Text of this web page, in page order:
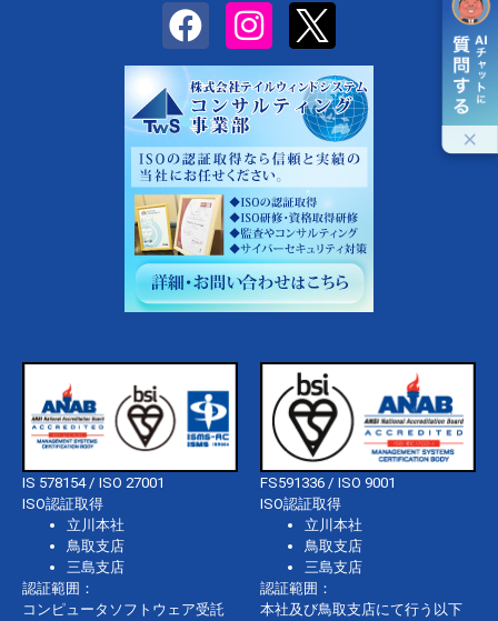
IS 578154 / ISO 27001
ISO認証取得
立川本社
鳥取支店
三島支店
認証範囲：
コンピュータソフトウェア受託
FS591336 / ISO 9001
ISO認証取得
立川本社
鳥取支店
三島支店
認証範囲：
本社及び鳥取支店にて行う以下